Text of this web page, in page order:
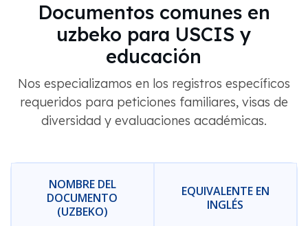
Documentos comunes en
uzbeko para USCIS y
educación
Nos especializamos en los registros específicos
requeridos para peticiones familiares, visas de
diversidad y evaluaciones académicas.
NOMBRE DEL
DOCUMENTO
(UZBEKO)
EQUIVALENTE EN
INGLÉS